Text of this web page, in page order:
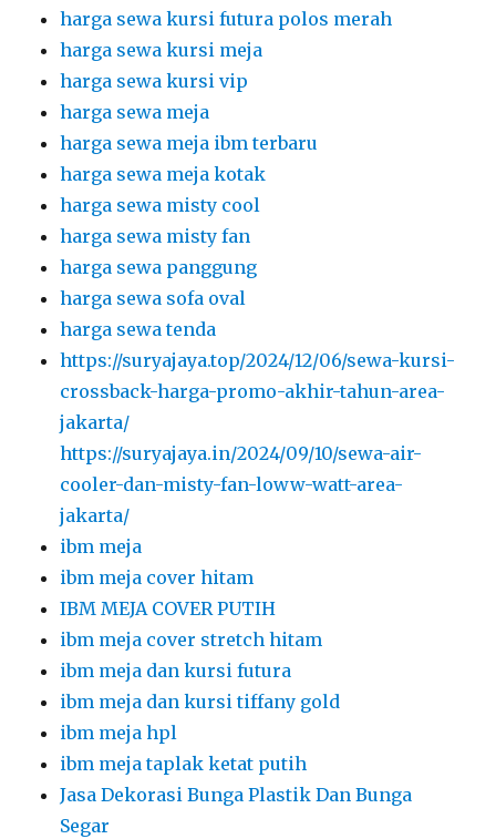
harga sewa kursi futura polos merah
harga sewa kursi meja
harga sewa kursi vip
harga sewa meja
harga sewa meja ibm terbaru
harga sewa meja kotak
harga sewa misty cool
harga sewa misty fan
harga sewa panggung
harga sewa sofa oval
harga sewa tenda
https://suryajaya.top/2024/12/06/sewa-kursi-
crossback-harga-promo-akhir-tahun-area-
jakarta/
https://suryajaya.in/2024/09/10/sewa-air-
cooler-dan-misty-fan-loww-watt-area-
jakarta/
ibm meja
ibm meja cover hitam
IBM MEJA COVER PUTIH
ibm meja cover stretch hitam
ibm meja dan kursi futura
ibm meja dan kursi tiffany gold
ibm meja hpl
ibm meja taplak ketat putih
Jasa Dekorasi Bunga Plastik Dan Bunga
Segar